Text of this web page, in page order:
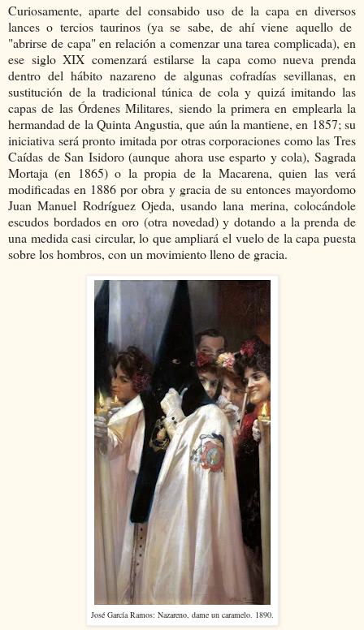
Curiosamente, aparte del consabido uso de la capa en diversos
lances o tercios taurinos (ya se sabe, de ahí viene aquello de
"abrirse de capa" en relación a comenzar una tarea complicada), en
ese siglo XIX comenzará estilarse la capa como nueva prenda
dentro del hábito nazareno de algunas cofradías sevillanas, en
sustitución de la tradicional túnica de cola y quizá imitando las
capas de las Órdenes Militares, siendo la primera en emplearla la
hermandad de la Quinta Angustia, que aún la mantiene, en 1857; su
iniciativa será pronto imitada por otras corporaciones como las Tres
Caídas de San Isidoro (aunque ahora use esparto y cola), Sagrada
Mortaja (en 1865) o la propia de la Macarena, quien las verá
modificadas en 1886 por obra y gracia de su entonces mayordomo
Juan Manuel Rodríguez Ojeda, usando lana merina, colocándole
escudos bordados en oro (otra novedad) y dotando a la prenda de
una medida casi circular, lo que ampliará el vuelo de la capa puesta
sobre los hombros, con un movimiento lleno de gracia.
José García Ramos: Nazareno, dame un caramelo. 1890.